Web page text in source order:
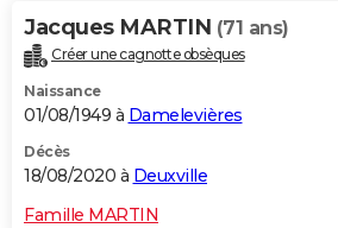
Jacques MARTIN (71 ans)
Créer une cagnotte obsèques
Naissance
01/08/1949 à Damelevières
Décès
18/08/2020 à Deuxville
Famille MARTIN